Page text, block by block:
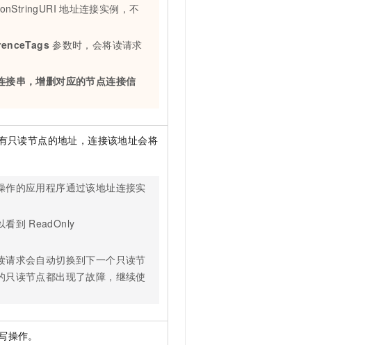
地址连接实例，不
参数时，会将读请求
接串，增删对应的节点连接信
只读节点的地址，连接该地址会将
的应用程序通过该地址连接实
看到 ReadOnly
请求会自动切换到下一个只读节
只读节点都出现了故障，继续使
作。